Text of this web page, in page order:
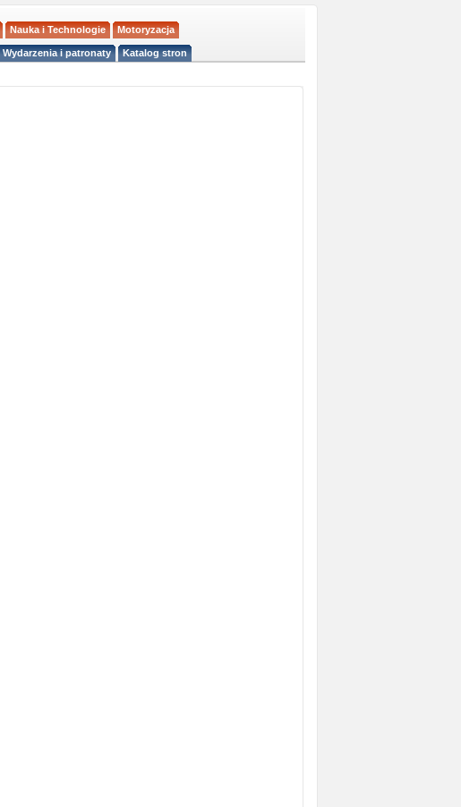
Nauka i Technologie Motoryzacja
Wydarzenia i patronaty Katalog stron